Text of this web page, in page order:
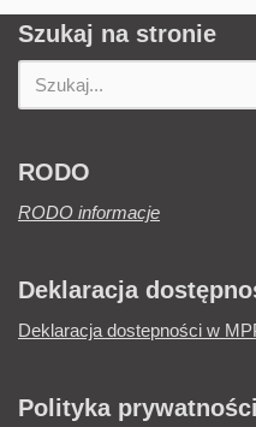
Szukaj na stronie
RODO
RODO informacje
Deklaracja
Deklaracja dostepności w
Polityka